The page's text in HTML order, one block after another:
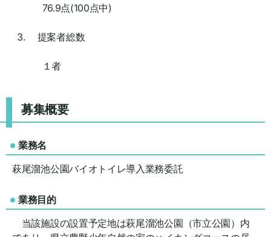
76.9点(100点中)
提案者総数
１者
募集概要
業務名
萩尾溜池公園バイオトイレ導入業務委託
業務目的
当該施設の設置予定地は萩尾溜池公園（市立公園）内